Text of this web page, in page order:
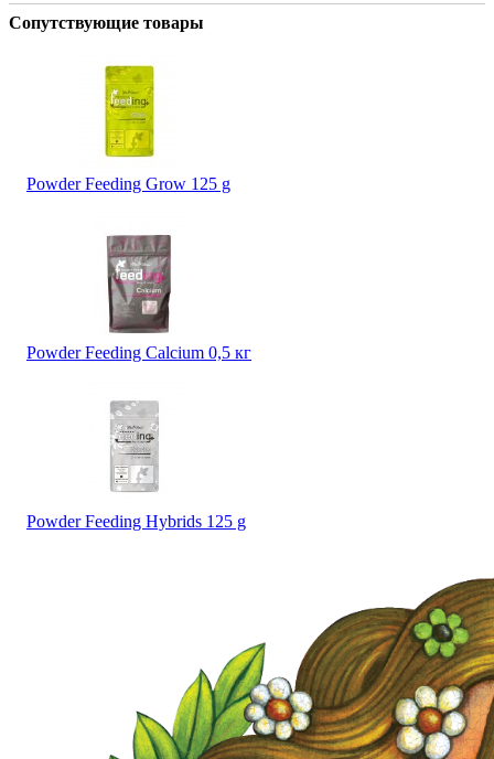
Сопутствующие товары
Powder Feeding Grow 125 g
Powder Feeding Calcium 0,5 кг
Powder Feeding Hybrids 125 g